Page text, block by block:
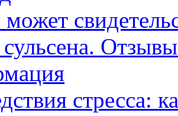
стресса: